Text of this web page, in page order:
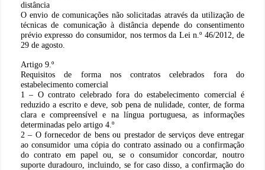
distância
O envio de comunicações não solicitadas através da utilização de
técnicas de comunicação à distância depende do consentimento
prévio expresso do consumidor, nos termos da Lei n.º 46/2012, de
29 de agosto.
Artigo 9.º
Requisitos de forma nos contratos celebrados fora do
estabelecimento comercial
1 – O contrato celebrado fora do estabelecimento comercial é
reduzido a escrito e deve, sob pena de nulidade, conter, de forma
clara e compreensível e na língua portuguesa, as informações
determinadas pelo artigo 4.º
2 – O fornecedor de bens ou prestador de serviços deve entregar
ao consumidor uma cópia do contrato assinado ou a confirmação
do contrato em papel ou, se o consumidor concordar, noutro
suporte duradouro, incluindo, se for caso disso, a confirmação do